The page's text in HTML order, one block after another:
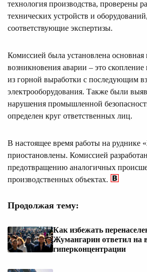
технология производства, проверены
технических устройств и
соответствующие экспертизы.
Комиссией была установлена основная
возникновения аварии – это
из горной выработки с последующим
электрооборудования. Также были
нарушения промышленной
определен круг ответственных лиц.
В настоящее время работы на руднике
приостановлены. Комиссией
предотвращению аналогичных
производственных объектах.
Продолжая тему:
Как избежать
Жумангарин ответил на
гиперконцентрации